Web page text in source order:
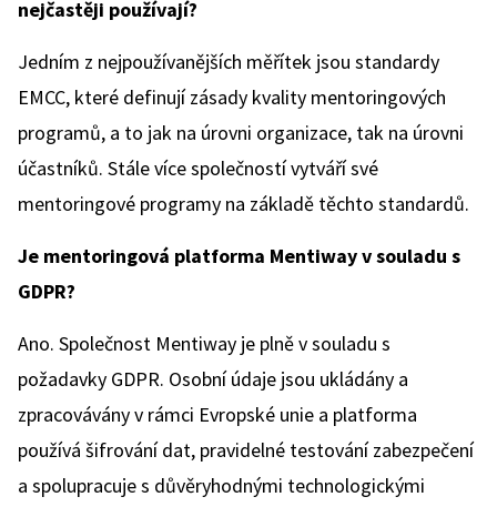
nejčastěji používají?
Jedním z nejpoužívanějších měřítek jsou standardy
EMCC, které definují zásady kvality mentoringových
programů, a to jak na úrovni organizace, tak na úrovni
účastníků. Stále více společností vytváří své
mentoringové programy na základě těchto standardů.
Je mentoringová platforma Mentiway v souladu s
GDPR?
Ano. Společnost Mentiway je plně v souladu s
požadavky GDPR. Osobní údaje jsou ukládány a
zpracovávány v rámci Evropské unie a platforma
používá šifrování dat, pravidelné testování zabezpečení
a spolupracuje s důvěryhodnými technologickými